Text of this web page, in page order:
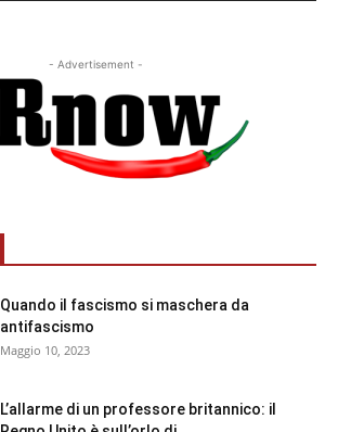
- Advertisement -
Quando il fascismo si maschera da
antifascismo
Maggio 10, 2023
L’allarme di un professore britannico: il